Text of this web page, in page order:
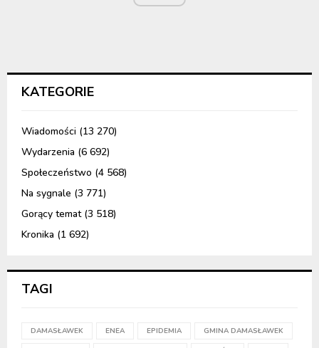
KATEGORIE
Wiadomości (13 270)
Wydarzenia (6 692)
Społeczeństwo (4 568)
Na sygnale (3 771)
Gorący temat(3 518)
Kronika (1 692)
TAGI
DAMASŁAWEK ENEA EPIDEMIA GMINA DAMASŁAWEK